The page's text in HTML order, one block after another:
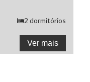
2 dormitórios
Ver mais